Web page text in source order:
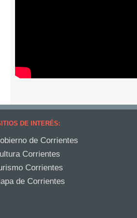
DE INTERÉS:
de Corrientes
Corrientes
Corrientes
de Corrientes